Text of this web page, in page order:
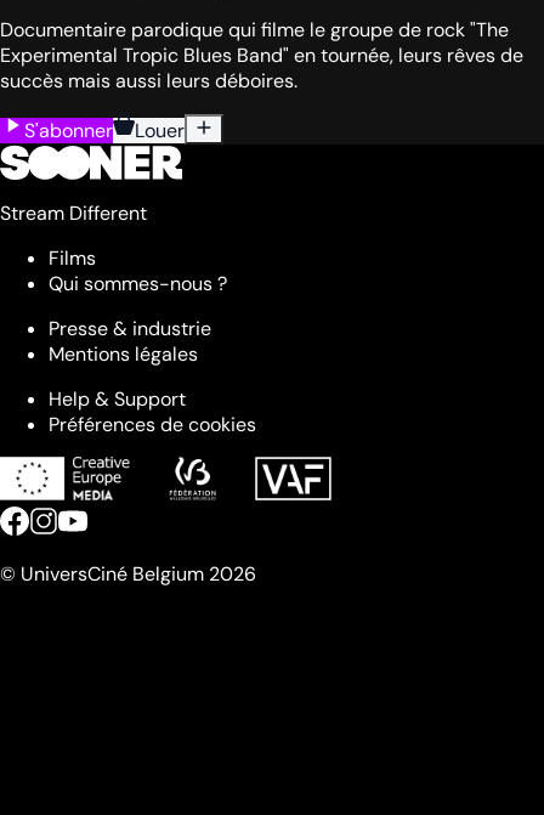
Documentaire parodique qui filme le groupe de rock "The
Experimental Tropic Blues Band" en tournée, leurs rêves de
succès mais aussi leurs déboires.
S'abonner
Louer
Stream Different
Films
Qui sommes-nous ?
Presse & industrie
Mentions légales
Help & Support
Préférences de cookies
© UniversCiné Belgium 2026